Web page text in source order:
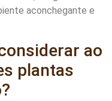
aconchegante e
ao
plantas